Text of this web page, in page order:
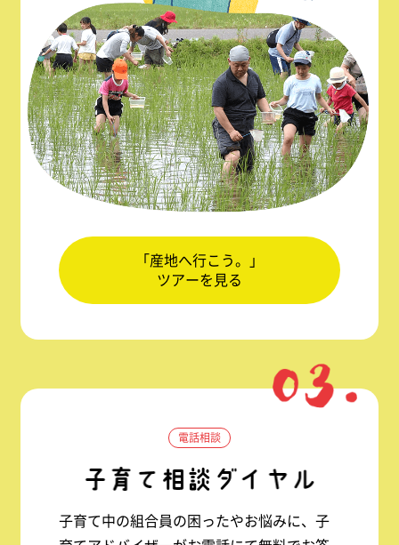
「産地へ行こう。」
ツアーを見る
電話相談
子育て中の組合員の困ったやお悩みに、子